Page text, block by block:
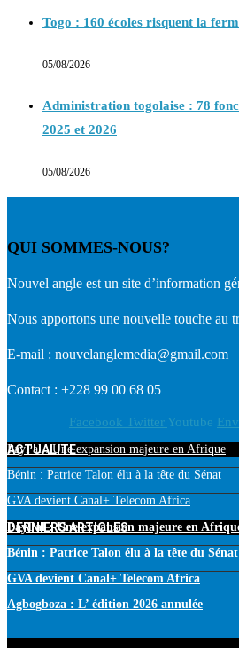
Togo : 160 écoles risquent la
05/08/2026
Administration togolaise : 78
2025 et 2026
05/08/2026
QUI SOMMES-NOUS?
Nouvel angle est un site d’information
Nous apportons une nouvelle touche au
E-mail : nouvelanglemedia@gmail.com
Contact : +228 99 00 68 05
Facebook Twitter Youtube
ACTUALITE
PayPal : Une expansion majeure en Afrique
Bénin : Patrice Talon élu à la tête du Sénat
GVA devient Canal+ Telecom Africa
DERNIERS ARTICLES
PayPal : Une expansion majeure en
Bénin : Patrice Talon élu à la tête du Sénat
GVA devient Canal+ Telecom Africa
Agbogboza : L’ édition 2026 annulée